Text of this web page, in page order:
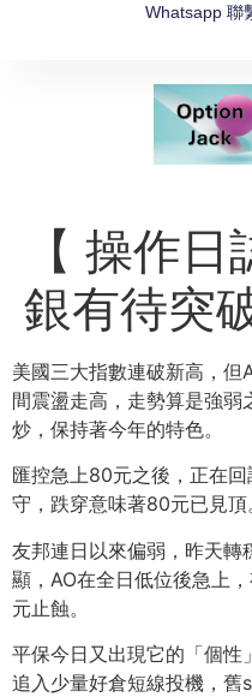
Whatsapp 聯
【 操作
銀有待突
美國三大指數連破新高，但
間震盪走高，走勢算是強
炒，保持著今年的特色。
匯控急上80元之後，正在
守，跌穿意味著80元已見頂
友邦連日以來偏弱，昨天轉
顯，AO在全日低位後急上
元止蝕。
平保今日又出現它的「個性
追入少量好倉短線投機，舊